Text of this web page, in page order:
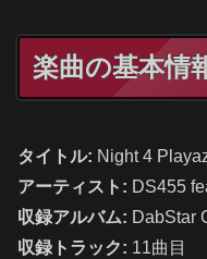
楽曲の基本情
タイトル: Night 4
アーティスト: DS455
収録アルバム: DabStar
収録トラック: 11曲目